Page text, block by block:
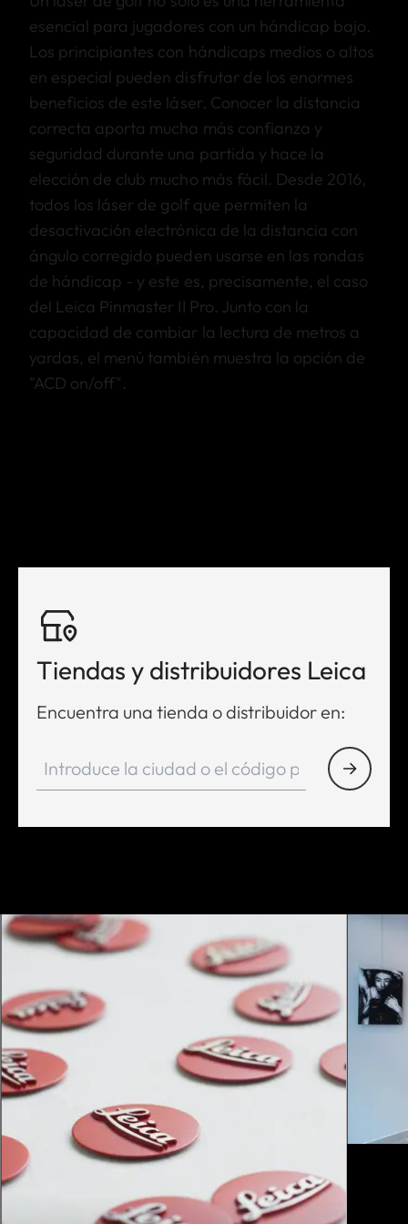
esencial para jugadores con un hándicap bajo.
Los principiantes con hándicaps medios o altos
en especial pueden disfrutar de los enormes
beneficios de este láser. Conocer la distancia
correcta aporta mucha más confianza y
seguridad durante una partida y hace la
elección de club mucho más fácil. Desde 2016,
todos los láser de golf que permiten la
desactivación electrónica de la distancia con
ángulo corregido pueden usarse en las rondas
de hándicap - y este es, precisamente, el caso
del Leica Pinmaster II Pro. Junto con la
capacidad de cambiar la lectura de metros a
yardas, el menú también muestra la opción de
"ACD on/off".
Tiendas y distribuidores Leica
Encuentra una tienda o distribuidor en: